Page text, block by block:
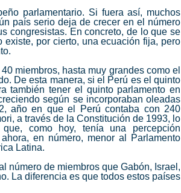
parlamentario. Si fuera así, muchos
país serio deja de crecer en el número
congresistas. En concreto, de lo que se
por cierto, una ecuación fija, pero
miembros, hasta muy grandes como el
De esta manera, si el Perú es el quinto
también tener el quinto parlamento en
según se incorporaban oleadas
año en que el Perú contaba con 240
a través de la Constitución de 1993, lo
como hoy, tenía una percepción
en número, menor al Parlamento
Latina.
número de miembros que Gabón, Israel,
La diferencia es que todos estos países